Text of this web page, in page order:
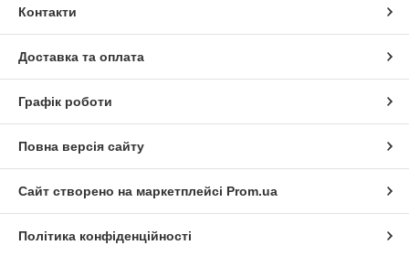
Контакти
Доставка та оплата
Графік роботи
Повна версія сайту
Сайт створено на маркетплейсі Prom.ua
Політика конфіденційності